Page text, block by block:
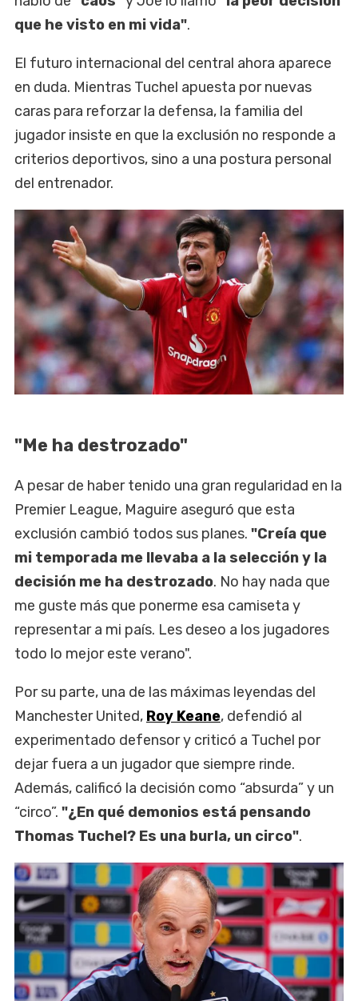
que he visto en mi vida".
El futuro internacional del central ahora aparece
en duda. Mientras Tuchel apuesta por nuevas
caras para reforzar la defensa, la familia del
jugador insiste en que la exclusión no responde a
criterios deportivos, sino a una postura personal
del entrenador.
"Me ha destrozado"
A pesar de haber tenido una gran regularidad en la
Premier League, Maguire aseguró que esta
exclusión cambió todos sus planes. "Creía que
mi temporada me llevaba a la selección y la
decisión me ha destrozado. No hay nada que
me guste más que ponerme esa camiseta y
representar a mi país. Les deseo a los jugadores
todo lo mejor este verano".
Por su parte, una de las máximas leyendas del
Manchester United, Roy Keane, defendió al
experimentado defensor y criticó a Tuchel por
dejar fuera a un jugador que siempre rinde.
Además, calificó la decisión como “absurda” y un
“circo”. "¿En qué demonios está pensando
Thomas Tuchel? Es una burla, un circo".